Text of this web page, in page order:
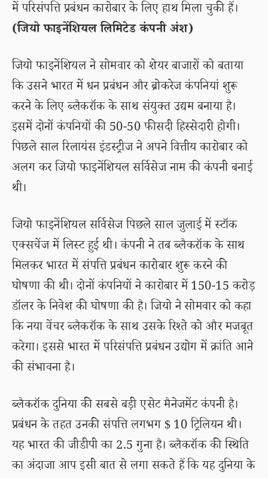
में परिसंपत्ति प्रबंधन कारोबार के लिए हाथ मिला चुकी हैं।
(जियो फाइनेंशियल लिमिटेड कंपनी अंश)
जियो फाइनेंशियल ने सोमवार को शेयर बाजारों को बताया
कि उसने भारत में धन प्रबंधन और ब्रोकरेज कंपनियां शुरू
करने के लिए ब्लैकरॉक के साथ संयुक्त उद्यम बनाया है।
इसमें दोनों कंपनियों की 50-50 फीसदी हिस्सेदारी होगी।
पिछले साल रिलायंस इंडस्ट्रीज ने अपने वित्तीय कारोबार को
अलग कर जियो फाइनेंशियल सर्विसेज नाम की कंपनी बनाई
थी।
जियो फाइनेंशियल सर्विसेज पिछले साल जुलाई में स्टॉक
एक्सचेंज में लिस्ट हुई थी। कंपनी ने तब ब्लैकरॉक के साथ
मिलकर भारत में संपत्ति प्रबंधन कारोबार शुरू करने की
घोषणा की थी। दोनों कंपनियों ने कारोबार में 150-15 करोड़
डॉलर के निवेश की घोषणा की है। जियो ने सोमवार को कहा
कि नया वेंचर ब्लैकरॉक के साथ उसके रिश्ते को और मजबूत
करेगा। इससे भारत में परिसंपत्ति प्रबंधन उद्योग में क्रांति आने
की संभावना है।
ब्लैकरॉक दुनिया की सबसे बड़ी एसेट मैनेजमेंट कंपनी है।
प्रबंधन के तहत उनकी संपत्ति लगभग $ 10 ट्रिलियन थी।
यह भारत की जीडीपी का 2.5 गुना है। ब्लैकरॉक की स्थिति
का अंदाजा आप इसी बात से लगा सकते हैं कि यह दुनिया के